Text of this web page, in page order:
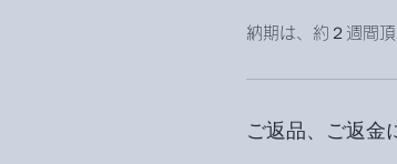
納期は、約２週間頂
ご返品、ご返金